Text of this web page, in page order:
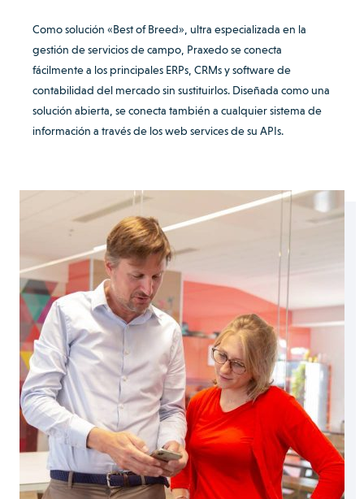
Como solución «Best of Breed», ultra especializada en la
gestión de servicios de campo, Praxedo se conecta
fácilmente a los principales ERPs, CRMs y software de
contabilidad del mercado sin sustituirlos. Diseñada como una
solución abierta, se conecta también a cualquier sistema de
información a través de los web services de su APIs.